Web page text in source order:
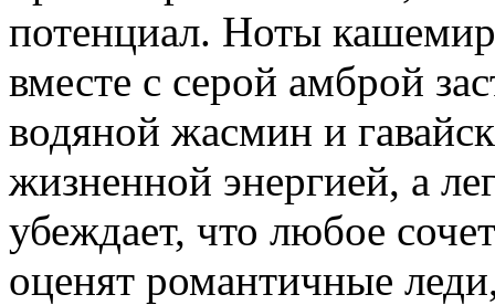
потенциал. Ноты
вместе с серой амброй
водяной жасмин и
жизненной энергией, а
убеждает, что любое
оценят романтичные